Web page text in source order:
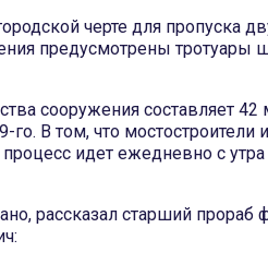
черте для пропуска
предусмотрены тротуары
сооружения составляет 42
го. В том, что
идет ежедневно с
рассказал старший